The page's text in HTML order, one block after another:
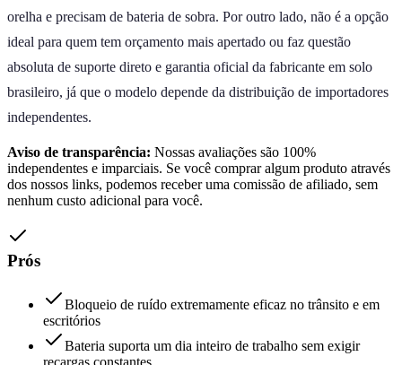
orelha e precisam de bateria de sobra. Por outro lado, não é a opção
ideal para quem tem orçamento mais apertado ou faz questão
absoluta de suporte direto e garantia oficial da fabricante em solo
brasileiro, já que o modelo depende da distribuição de importadores
independentes.
Aviso de transparência: Nossas avaliações são 100%
independentes e imparciais. Se você comprar algum produto através
dos nossos links, podemos receber uma comissão de afiliado, sem
nenhum custo adicional para você.
Prós
Bloqueio de ruído extremamente eficaz no trânsito e em
escritórios
Bateria suporta um dia inteiro de trabalho sem exigir
recargas constantes